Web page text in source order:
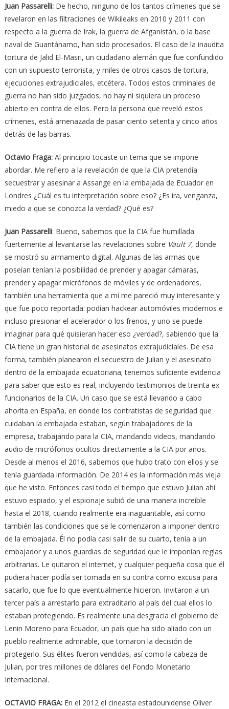
Juan Passarelli:De hecho, ninguno de los tantos crímenes que se
revelaron en las filtraciones de Wikileaks en 2010 y 2011 con
respecto a la guerra de Irak, la guerra de Afganistán, o la base
naval de Guantánamo, han sido procesados. El caso de la inaudita
tortura de Jalid El-Masri, un ciudadano alemán que fue confundido
con un supuesto terrorista, y miles de otros casos de tortura,
ejecuciones extrajudiciales, etcétera. Todos estos criminales de
guerra no han sido juzgados, no hay ni siquiera un proceso
abierto en contra de ellos. Pero la persona que reveló estos
crímenes, está amenazada de pasar ciento setenta y cinco años
detrás de las barras.
Octavio Fraga:Al principio tocaste un tema que se impone
abordar. Me refiero a la revelación de que la CIA pretendía
secuestrar y asesinar a Assange en la embajada de Ecuador en
Londres ¿Cuál es tu interpretación sobre eso? ¿Es ira, venganza,
miedo a que se conozca la verdad? ¿Qué es?
Juan Passarelli: Bueno, sabemos que la CIA fue humillada
fuertemente al levantarse las revelaciones sobre Vault 7, donde
se mostró su armamento digital. Algunas de las armas que
poseían tenían la posibilidad de prender y apagar cámaras,
prender y apagar micrófonos de móviles y de ordenadores,
también una herramienta que a mí me pareció muy interesante y
que fue poco reportada: podían hackear automóviles modernos e
incluso presionar el acelerador o los frenos, y uno se puede
imaginar para qué quisieran hacer eso ¿verdad?, sabiendo que la
CIA tiene un gran historial de asesinatos extrajudiciales. De esa
forma, también planearon el secuestro de Julian y el asesinato
dentro de la embajada ecuatoriana; tenemos suficiente evidencia
para saber que esto es real, incluyendo testimonios de treinta ex-
funcionarios de la CIA. Un caso que se está llevando a cabo
ahorita en España, en donde los contratistas de seguridad que
cuidaban la embajada estaban, según trabajadores de la
empresa, trabajando para la CIA, mandando videos, mandando
audio de micrófonos ocultos directamente a la CIA por años.
Desde al menos el 2016, sabemos que hubo trato con ellos y se
tenía guardada información. De 2014 es la información más vieja
que he visto. Entonces casi todo el tiempo que estuvo Julian ahí
estuvo espiado, y el espionaje subió de una manera increíble
hasta el 2018, cuando realmente era inaguantable, así como
también las condiciones que se le comenzaron a imponer dentro
de la embajada. Él no podía casi salir de su cuarto, tenía a un
embajador y a unos guardias de seguridad que le imponían reglas
arbitrarias. Le quitaron el internet, y cualquier pequeña cosa que él
pudiera hacer podía ser tomada en su contra como excusa para
sacarlo, que fue lo que eventualmente hicieron. Invitaron a un
tercer país a arrestarlo para extraditarlo al país del cual ellos lo
estaban protegiendo. Es realmente una desgracia el gobierno de
Lenin Moreno para Ecuador, un país que ha sido aliado con un
pueblo realmente admirable, que tomaron la decisión de
protegerlo. Sus élites fueron vendidas, así como la cabeza de
Julian, por tres millones de dólares del Fondo Monetario
Internacional.
OCTAVIO FRAGA:En el 2012 el cineasta estadounidense Oliver